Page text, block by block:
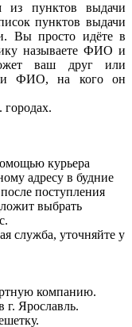
из пунктов выдачи
пунктов выдачи
Вы просто идёте в
называете ФИО и
ваш друг или
и ФИО, на кого он
курьера
адресу в будние
поступления
выбрать
служба, уточняйте у
компанию.
г. Ярославль.